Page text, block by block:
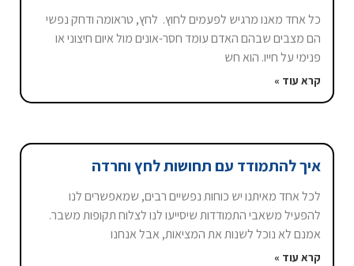
כל אחד מאנו מרגיש לפעמים לחוץ. לחץ, טראומה ודחק נפשי
הם מצבים שבהם האדם עומד חסר-אונים מול איום חיצוני או
פנימי על חייו. הוא חש
קרא עוד »
איך להתמודד עם תחושות לחץ וחרדה
לכל אחד מאיתנו יש כוחות נפשיים רבים, שמאפשרים לנו
להפעיל משאבי התמודדות שיסייעו לנו לצלוח תקופות משבר.
אמנם לא נוכל לשנות את המציאות, אבל אנחנו
קרא עוד »